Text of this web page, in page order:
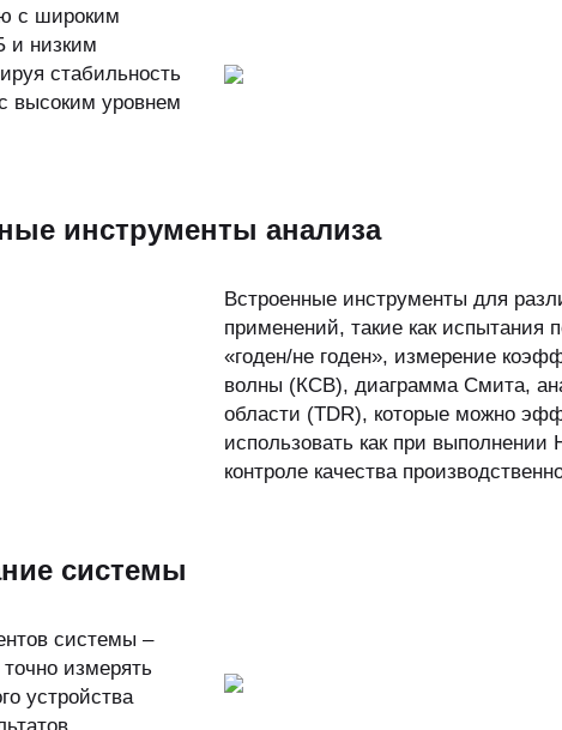
с широким
и низким
стабильность
высоким уровнем
инструменты анализа
Встроенные инструменты для
применений, такие как испытания
«годен/не годен», измерение
волны (КСВ), диаграмма Смита,
области (TDR), которые можно
использовать как при
контроле качества
системы
системы –
измерять
устройства